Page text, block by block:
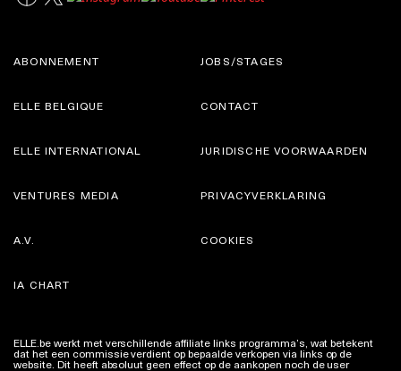
ABONNEMENT
ELLE BELGIQUE
JOBS/STAGES
CONTACT
ELLE INTERNATIONAL
VENTURES MEDIA
JURIDISCHE VOORWAARDEN
PRIVACYVERKLARING
A.V.
IA CHART
COOKIES
ELLE.be werkt met verschillende affiliate links programma’s, wat betekent
dat het een commissie verdient op bepaalde verkopen via links op de
website. Dit heeft absoluut geen effect op de aankopen noch de user